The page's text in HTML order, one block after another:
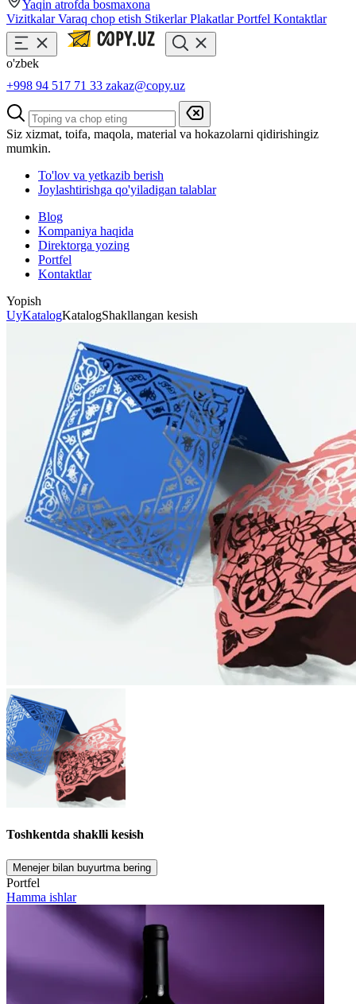
Yaqin atrofda bosmaxona
VizitkalarVaraq chop etish StikerlarPlakatlarPortfel Kontaktlar
o'zbek
+998 94 517 71 33 zakaz@copy.uz
Siz xizmat, toifa, maqola, material va hokazolarni qidirishingiz
mumkin.
To'lov va yetkazib berish
Joylashtirishga qo'yiladigan talablar
Blog
Kompaniya haqida
Direktorga yozing
Portfel
Kontaktlar
Yopish
UyKatalogKatalogShakllangan kesish
Toshkentda shaklli kesish
Menejer bilan buyurtma bering
Portfel
Hamma ishlar